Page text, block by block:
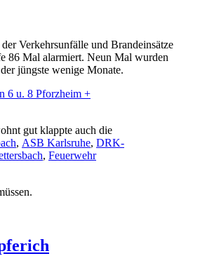
Verkehrsunfälle und Brandeinsätze
86 Mal alarmiert. Neun Mal wurden
jüngste wenige Monate.
6 u. 8 Pforzheim +
gut klappte auch die
, ASB Karlsruhe, DRK-
, Feuerwehr